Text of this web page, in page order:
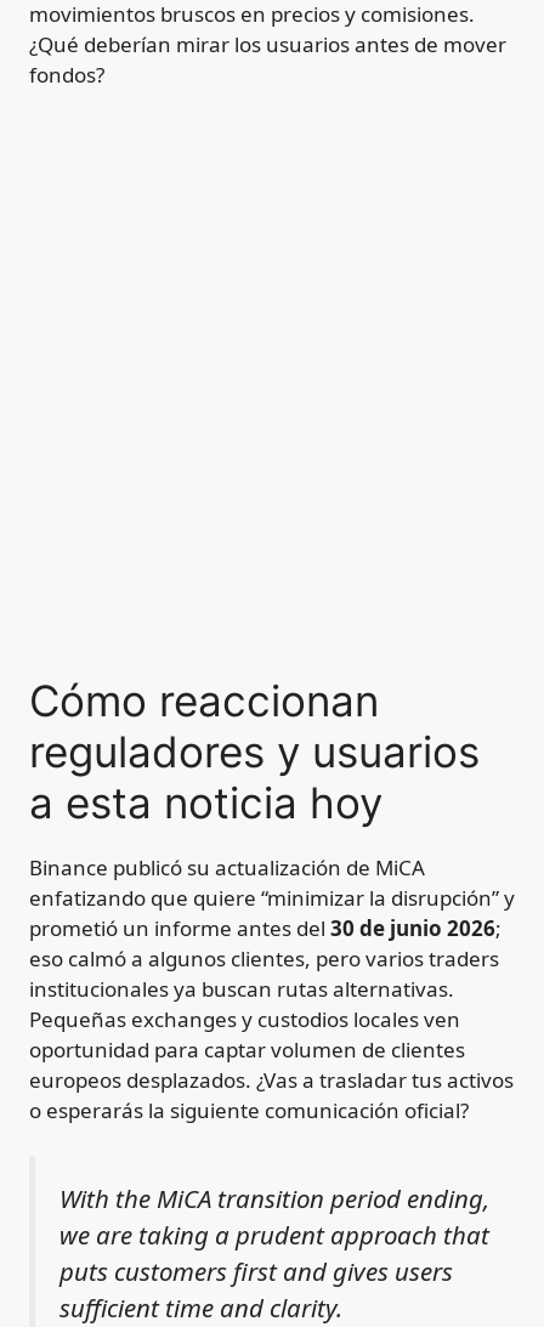
movimientos bruscos en precios y comisiones.
¿Qué deberían mirar los usuarios antes de mover
fondos?
Cómo reaccionan
reguladores y usuarios
a esta noticia hoy
Binance publicó su actualización de MiCA
enfatizando que quiere “minimizar la disrupción” y
prometió un informe antes del 30 de junio 2026;
eso calmó a algunos clientes, pero varios traders
institucionales ya buscan rutas alternativas.
Pequeñas exchanges y custodios locales ven
oportunidad para captar volumen de clientes
europeos desplazados. ¿Vas a trasladar tus activos
o esperarás la siguiente comunicación oficial?
With the MiCA transition period ending,
we are taking a prudent approach that
puts customers first and gives users
sufficient time and clarity.